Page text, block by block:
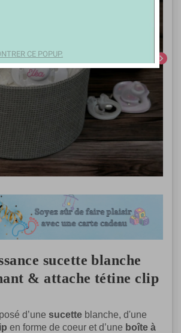
chevron_right
sucette blanche
& attache tétine clip
d’une sucette blanche, d'une
en forme de coeur et d’une boîte à
CE POPUP.